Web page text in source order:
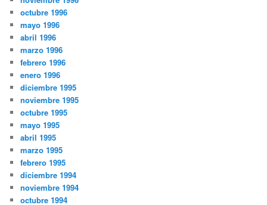
octubre 1996
mayo 1996
abril 1996
marzo 1996
febrero 1996
enero 1996
diciembre 1995
noviembre 1995
octubre 1995
mayo 1995
abril 1995
marzo 1995
febrero 1995
diciembre 1994
noviembre 1994
octubre 1994